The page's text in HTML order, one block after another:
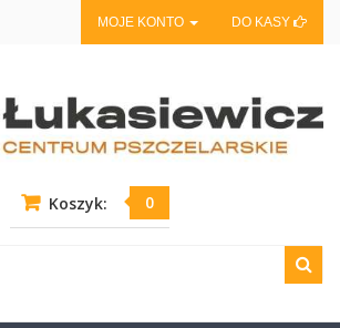
MOJE KONTO DO KASY
Koszyk: 0